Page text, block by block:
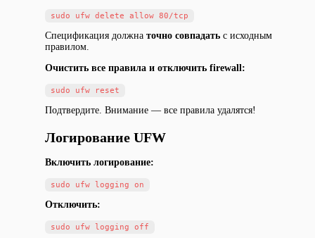
Спецификация должна точно совпадать с исходным
правилом.
Очистить все правила и отключить firewall:
Подтвердите. Внимание — все правила удалятся!
Логирование UFW
Включить логирование:
Отключить: